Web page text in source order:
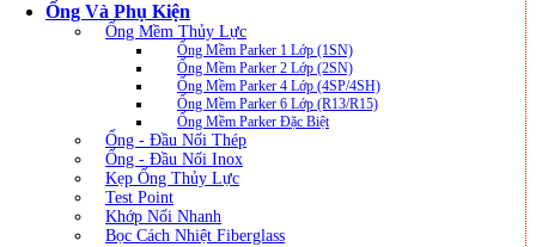
Ống Và Phụ Kiện
Ống Mềm Thủy Lực
Ống Mềm Parker 1 Lớp (1SN)
Ống Mềm Parker 2 Lớp (2SN)
Ống Mềm Parker 4 Lớp (4SP/4SH)
Ống Mềm Parker 6 Lớp (R13/R15)
Ống Mềm Parker Đặc Biệt
Ống - Đầu Nối Thép
Ống - Đầu Nối Inox
Kẹp Ống Thủy Lực
Test Point
Khớp Nối Nhanh
Bọc Cách Nhiệt Fiberglass